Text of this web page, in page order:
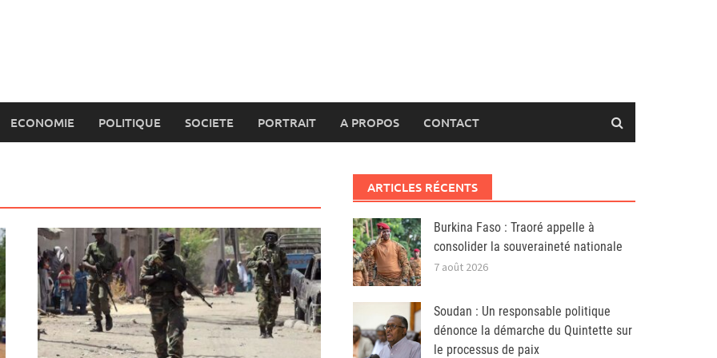
ECONOMIE POLITIQUE SOCIETE PORTRAIT A PROPOS CONTACT
ARTICLES RÉCENTS
Burkina Faso : Traoré appelle à
consolider la souveraineté nationale
7 août 2026
Soudan : Un responsable politique
dénonce la démarche du Quintette sur
le processus de paix